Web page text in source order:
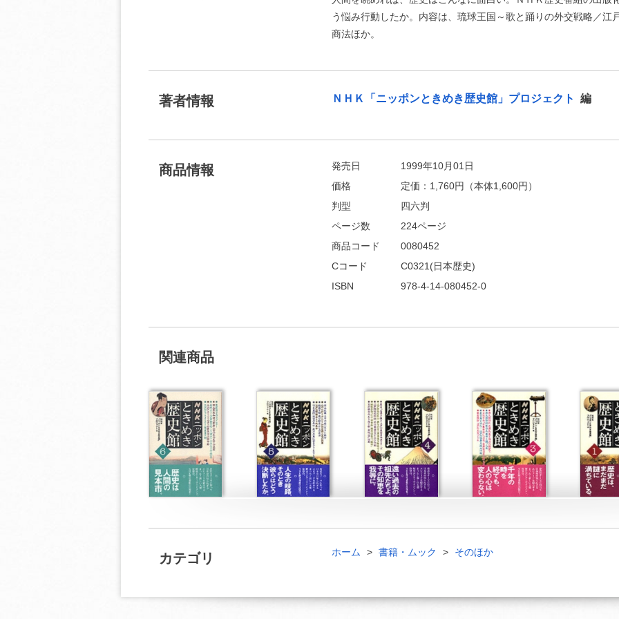
他にも商品を買う
う悩み行動したか。内容は、琉球王国～歌と踊りの外交戦略／江
商法ほか。
著者情報 ＮＨＫ「ニッポンときめき歴史館」プロジェクト 編
商品情報 発売日
1999年10月01日
価格
定価： 1,760円（本体1,600円）
判型
四六判
ページ数
224ページ
商品コード
0080452
Cコード
C0321(日本歴史)
ISBN
978-4-14-080452-0
関連商品
カテゴリ ホーム 書籍・ムック そのほか